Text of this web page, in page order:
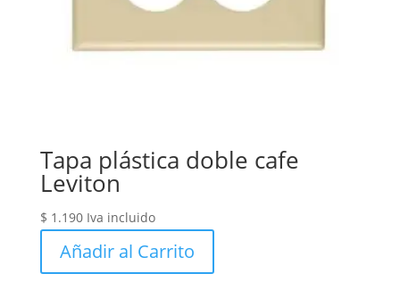
Tapa plástica doble cafe
Leviton
$ 1.190 Iva incluido
Añadir al Carrito